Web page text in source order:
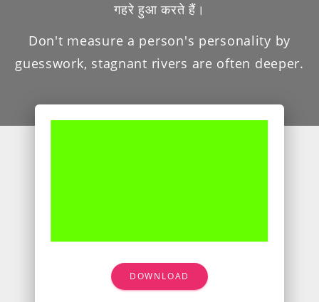
गहरे हुआ करते हैं।
Don't measure a person's personality by
guesswork, stagnant rivers are often deeper.
DOWNLOAD